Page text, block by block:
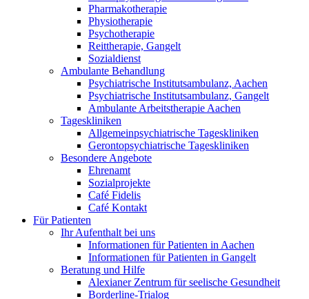
Pharmakotherapie
Physiotherapie
Psychotherapie
Reittherapie, Gangelt
Sozialdienst
Ambulante Behandlung
Psychiatrische Institutsambulanz, Aachen
Psychiatrische Institutsambulanz, Gangelt
Ambulante Arbeitstherapie Aachen
Tageskliniken
Allgemeinpsychiatrische Tageskliniken
Gerontopsychiatrische Tageskliniken
Besondere Angebote
Ehrenamt
Sozialprojekte
Café Fidelis
Café Kontakt
Für Patienten
Ihr Aufenthalt bei uns
Informationen für Patienten in Aachen
Informationen für Patienten in Gangelt
Beratung und Hilfe
Alexianer Zentrum für seelische Gesundheit
Borderline-Trialog